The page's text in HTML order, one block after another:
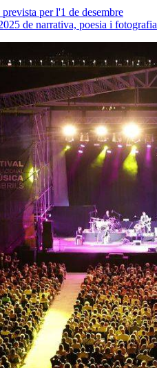
per l'1 de desembre
de narrativa, poesia i fotografia